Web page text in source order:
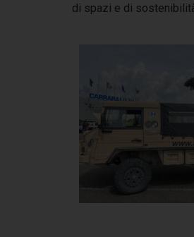
di spazi e di